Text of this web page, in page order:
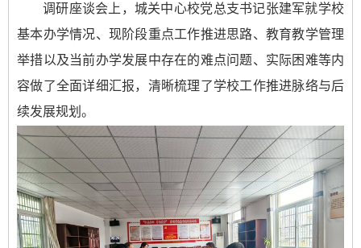
调研座谈会上，城关中心校党总支书记张建军就学校
基本办学情况、现阶段重点工作推进思路、教育教学管理
举措以及当前办学发展中存在的难点问题、实际困难等内
容做了全面详细汇报，清晰梳理了学校工作推进脉络与后
续发展规划。